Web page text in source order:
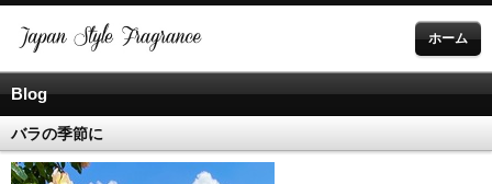
ホーム
Blog
バラの季節に